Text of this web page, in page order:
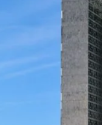
Mulheres E Ciência Do
Eleitoral Para Escolha
Nacional Em
Avanço, Mas Temem
Mulheres E Ciência Do
Eleitoral Para Escolha